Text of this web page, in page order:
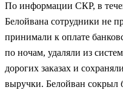
По информации СКР, в
Белойвана сотрудники не
принимали к оплате
по ночам, удаляли из
дорогих заказах и
выручки. Белойван сокрыл